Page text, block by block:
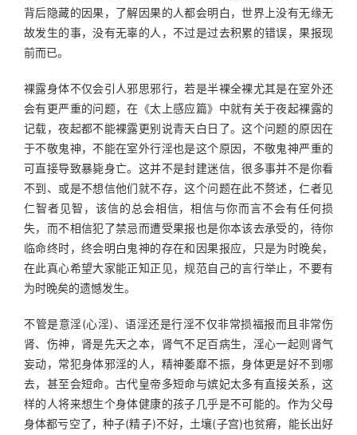
背后隐藏的因果，了解因果的人都会明白，世界上没有无缘无
故发生的事，没有无辜的人，不过是过去积累的错误，果报现
前而已。
裸露身体不仅会引人邪思邪行，若是半裸全裸尤其是在室外还
会有更严重的问题，在《太上感应篇》中就有关于夜起裸露的
记载，夜起都不能裸露更别说青天白日了。这个问题的原因在
于不敬鬼神，不能在室外行淫也是这个原因，不敬鬼神严重的
可直接导致暴毙身亡。这并不是封建迷信，很多事并不是你看
不到、或是不想信他们就不存，这个问题在此不赘述，仁者见
仁智者见智，该信的总会相信，相信与你而言不会有任何损
失，而不相信犯了禁忌而遭受果报也是你本该去承受的，待你
临命终时，终会明白鬼神的存在和因果报应，只是为时晚矣，
在此真心希望大家能正知正见，规范自己的言行举止，不要有
为时晚矣的遗憾发生。
不管是意淫(心淫)、语淫还是行淫不仅非常损福报而且非常伤
肾、伤神，肾是先天之本，肾气不足百病生，淫心一起则肾气
妄动，常犯身体邪淫的人，精神萎靡不振，身体更是好不到哪
去，甚至会短命。古代皇帝多短命与嫔妃太多有直接关系，这
样的人将来想生个身体健康的孩子几乎是不可能的。作为父母
身体都亏空了，种子(精子)不好，土壤(子宫)也贫瘠，能长出好